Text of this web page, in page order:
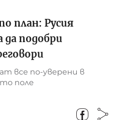
план: Русия
да подобри
все по-уверени в
поле